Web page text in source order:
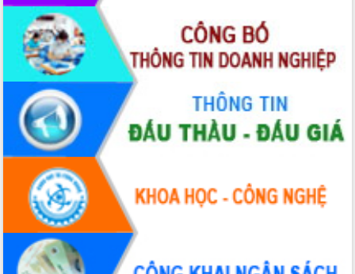
nghiệp Đắk Lắk tăng trưởng bứt phá
Triển khai đồng bộ đo đạc, lập hồ sơ
địa chính, hoàn thiện cơ sở dữ liệu đất
Ứng dụng sinh trắc học - Bước tiến
trong hành trình chuyển đổi số tại Đắk
Lắk
Đắk Lắk nâng cao hiệu quả công tác
Đảng từ Sổ tay đảng viên điện tử
Đắk Lắk đẩy mạnh nuôi biển công
nghệ, hướng tới phát triển thủy sản
bền vững
Tập huấn nâng cao năng lực triển khai
chuyển đổi số cho cán bộ, công chức
cấp xã